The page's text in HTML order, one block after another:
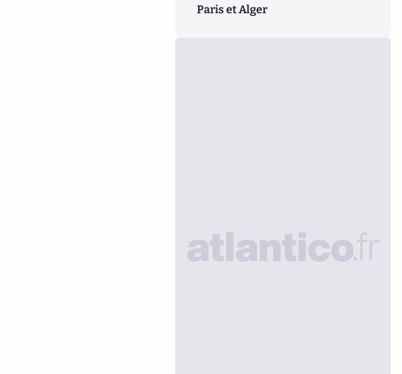
Paris et Alger